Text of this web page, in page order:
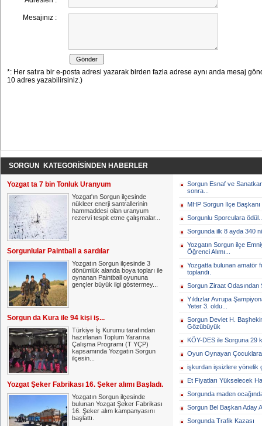
SORGUN KATEGORİSİNDEN HABERLER
Yozgat ta 7 bin Tonluk Uranyum
Yozgat'ın Sorgun ilçesinde
nükleer enerji santrallerinin
hammaddesi olan uranyum
rezervi tespit etme çalışmalar...
Sorgunlular Paintball a sardılar
Yozgatın Sorgun ilçesinde 3
dönümlük alanda boya topları ile
oynanan Paintball oyununa
gençler büyük ilgi göstermey...
Sorgun da Kura ile 94 kişi iş...
Türkiye İş Kurumu tarafından
hazırlanan Toplum Yararına
Çalışma Programı (T YÇP)
kapsamında Yozgatın Sorgun
ilçesin...
Yozgat Şeker Fabrikası 16. Şeker alımı Başladı.
Yozgatın Sorgun ilçesinde
bulunan Yozgat Şeker Fabrikası
16. Şeker alım kampanyasını
başlattı.
Sorgun Esnaf ve
sonra...
MHP Sorgun İlçe Başkanı
Sorgunlu Sporculara
Sorgunda ilk 8 ayda 340
Yozgatın Sorgun ilçe
Öğrenci Alımı...
Yozgatta bulunan amatör
toplandı.
Sorgun Ziraat Odasından
Yıldızlar Avrupa
Yeter 3. oldu...
Sorgun Devlet H.
Gözübüyük
KÖY-DES ile Sorguna 29
Oyun Oynayan
işkurdan işsizlere yönelik
Et Fiyatları Yükselecek
Sorgunda maden
Sorgun Bel Başkan Aday
Sorgunda Trafik Kazası